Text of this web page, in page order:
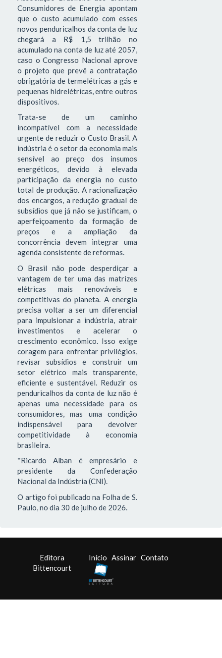
Consumidores de Energia apontam
que o custo acumulado com esses
novos penduricalhos da conta de luz
chegará a R$ 1,5 trilhão no
acumulado na conta de luz até 2057,
caso o Congresso Nacional aprove
o projeto que prevê a contratação
obrigatória de termelétricas a gás e
pequenas hidrelétricas, entre outros
dispositivos.
Trata-se de um caminho
incompatível com a necessidade
urgente de reduzir o Custo Brasil. A
indústria é o setor da economia mais
sensível ao preço dos insumos
energéticos, devido à elevada
participação da energia no custo
total de produção. A racionalização
dos encargos, a redução gradual de
subsídios que já não se justificam, o
aperfeiçoamento da formação de
preços e a ampliação da
concorrência devem integrar uma
agenda consistente de reformas.
O Brasil não pode desperdiçar a
vantagem de ter uma das matrizes
elétricas mais renováveis e
competitivas do planeta. A energia
precisa voltar a ser um diferencial
para impulsionar a indústria, atrair
investimentos e acelerar o
crescimento econômico. Isso exige
coragem para enfrentar privilégios,
revisar subsídios e construir um
setor elétrico mais transparente,
eficiente e sustentável. Reduzir os
penduricalhos da conta de luz não é
apenas uma necessidade para os
consumidores, mas uma condição
indispensável para devolver
competitividade à economia
brasileira.
*Ricardo Alban é empresário e
presidente da Confederação
Nacional da Indústria (CNI).
O artigo foi publicado na Folha de S.
Paulo, no dia 30 de julho de 2026.
Editora
Bittencourt
Início Assinar Contato